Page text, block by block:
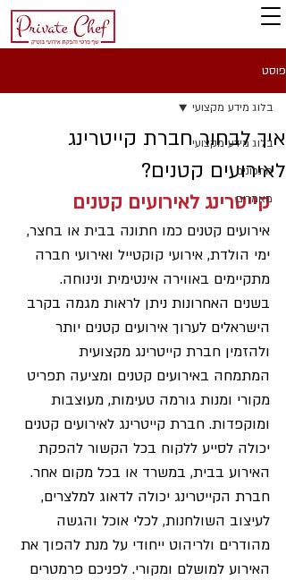
פוסט
בלוג מידע מקצועי
מתכונים
מאמרים
בלוג מידע מקצועי
איך לבחור חברת קייטרינג
לאירועים קטנים?
קייטרינג לאירועים קטנים
אירועים קטנים כמו חתונה בבית או בחצר,
ימי הולדת, אירועי קוקטייל ואירועי חברה
מתקיימים באווירה אינטימית ונינוחה.
בשנים האחרונות ניתן לראות מגמה בקרב
הישראלים לערוך אירועים קטנים יותר
ולהזמין חברת קייטרינג מקצועית
המתמחה באירועים קטנים ומציעה תפריט
מקורי ומנות גורמה טעימות, מעוצבות
ומוקפדות. חברת קייטרינג לאירועים קטנים
יכולה לסייע ללקוח בכל הקשור להפקת
האירוע בבית, במשרד או בכל מקום אחר.
חברת הקייטרינג יכולה לדאוג למלצרים,
לעיצוב השולחנות, לכלי אוכל והגשה
מהודרים ולריהוט ייחודי על מנת להפוך את
האירוע למושלם ומקורי. לפניכם פרמטרים